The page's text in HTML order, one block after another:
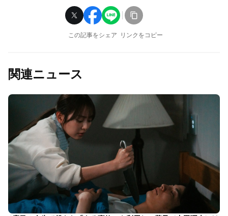
この記事をシェア リンクをコピー
関連ニュース